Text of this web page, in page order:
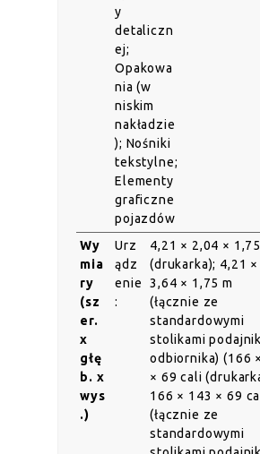
y
detaliczn
ej;
Opakowa
nia (w
niskim
nakładzie
); Nośniki
tekstylne;
Elementy
graficzne
pojazdów
Wy
mia
ry
(sz
er.
x
głę
b. x
wys
.)
Urz
ądz
enie
:
4,21 × 2,04 ×
(drukarka); 4,21 ×
3,64 × 1,75 m
(łącznie ze
standardowymi
stolikami
odbiornika) (166
× 69 cali
166 × 143 × 69
(łącznie ze
standardowymi